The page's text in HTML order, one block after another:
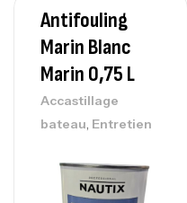
Antifouling
Marin Blanc
Marin 0,75 L
Accastillage
bateau, Entretien